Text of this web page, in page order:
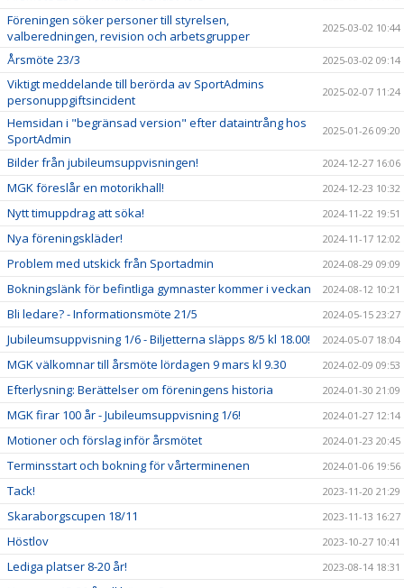
Föreningen söker personer till styrelsen,
valberedningen, revision och arbetsgrupper
2025-03-02 10:44
Årsmöte 23/3 2025-03-02 09:14
Viktigt meddelande till berörda av SportAdmins
personuppgiftsincident
2025-02-07 11:24
Hemsidan i "begränsad version" efter dataintrång hos
SportAdmin
2025-01-26 09:20
Bilder från jubileumsuppvisningen! 2024-12-27 16:06
MGK föreslår en motorikhall! 2024-12-23 10:32
Nytt timuppdrag att söka! 2024-11-22 19:51
Nya föreningskläder! 2024-11-17 12:02
Problem med utskick från Sportadmin 2024-08-29 09:09
Bokningslänk för befintliga gymnaster kommer i veckan 2024-08-12 10:21
Bli ledare? - Informationsmöte 21/5 2024-05-15 23:27
Jubileumsuppvisning 1/6 - Biljetterna släpps 8/5 kl 18.00! 2024-05-07 18:04
MGK välkomnar till årsmöte lördagen 9 mars kl 9.30 2024-02-09 09:53
Efterlysning: Berättelser om föreningens historia 2024-01-30 21:09
MGK firar 100 år - Jubileumsuppvisning 1/6! 2024-01-27 12:14
Motioner och förslag inför årsmötet 2024-01-23 20:45
Terminsstart och bokning för vårterminenen 2024-01-06 19:56
Tack! 2023-11-20 21:29
Skaraborgscupen 18/11 2023-11-13 16:27
Höstlov 2023-10-27 10:41
Lediga platser 8-20 år! 2023-08-14 18:31